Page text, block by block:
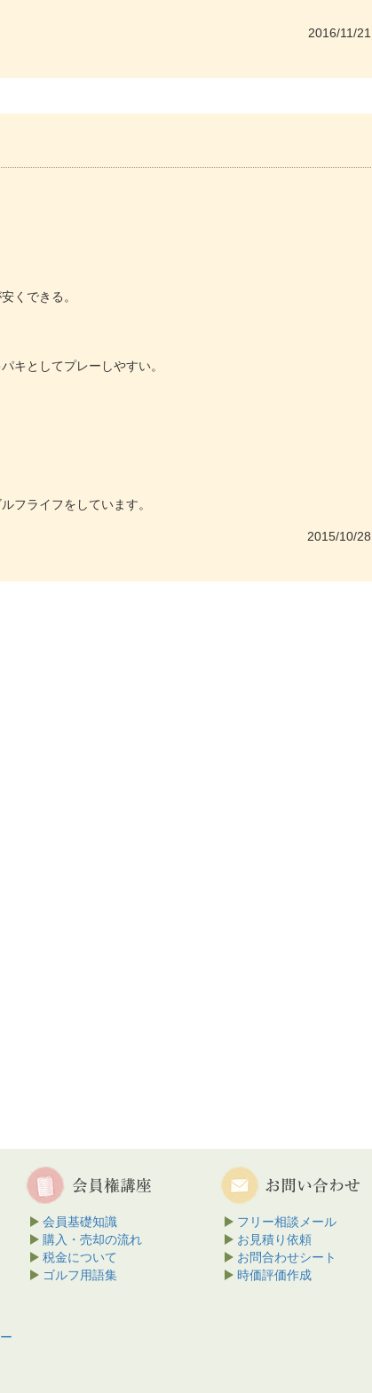
2016/11/21
くできる。
キとしてプレーしやすい。
フライフをしています。
2015/10/28
会員基礎知識
購入・売却の流れ
税金について
ゴルフ用語集
フリー相談メール
お見積り依頼
お問合わせシート
時価評価作成